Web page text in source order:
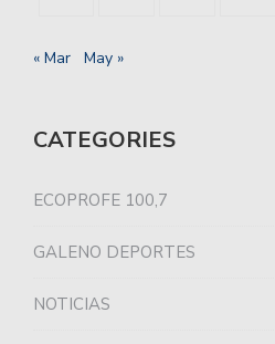
« Mar May »
CATEGORIES
ECOPROFE 100,7
GALENO DEPORTES
NOTICIAS